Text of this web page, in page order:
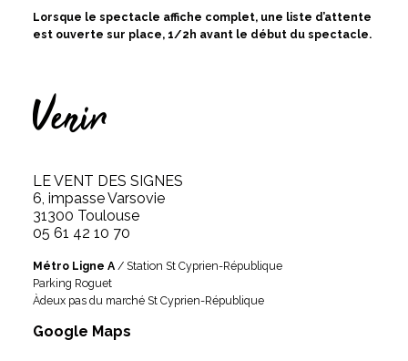
Lorsque le spectacle affiche complet, une liste d’attente
est ouverte sur place, 1/2h avant le début du spectacle.
Venir
LE VENT DES SIGNES
6, impasse Varsovie
31300 Toulouse
05 61 42 10 70
Métro Ligne A/ Station St Cyprien-République
Parking Roguet
Àdeux pas du marché St Cyprien-République
Google Maps